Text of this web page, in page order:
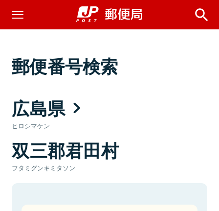
郵便番号検索
広島県
ヒロシマケン
双三郡君田村
フタミグンキミタソン